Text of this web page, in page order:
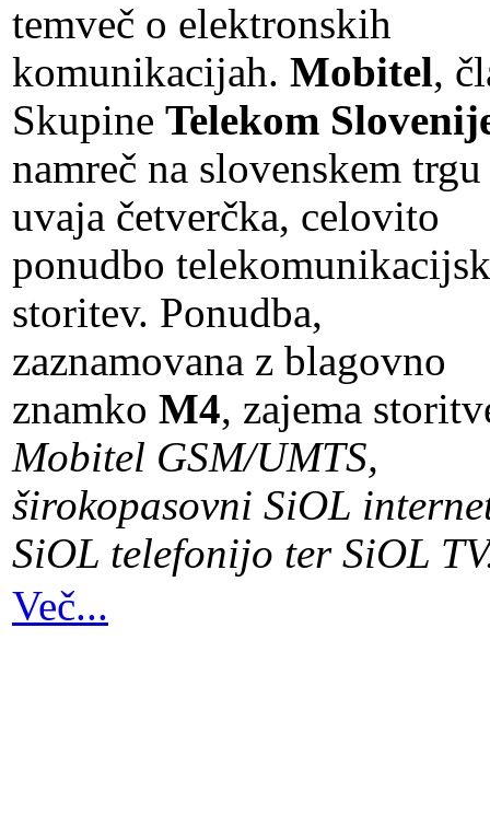
temveč o elektronskih
komunikacijah. Mobitel,
Skupine Telekom
namreč na slovenskem trgu
uvaja četverčka, celovito
ponudbo
storitev. Ponudba,
zaznamovana z blagovno
znamko M4, zajema
Mobitel GSM/UMTS,
širokopasovni SiOL
SiOL telefonijo ter SiOL
Več...